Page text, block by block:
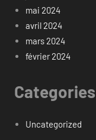
mai 2024
avril 2024
mars 2024
février 2024
Categories
Uncategorized